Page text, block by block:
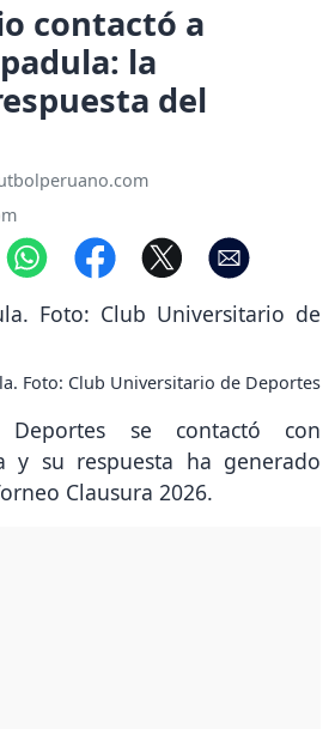
contactó a
la
del
Foto: Club Universitario de Deportes
Deportes se contactó con
y su respuesta ha generado
Clausura 2026.